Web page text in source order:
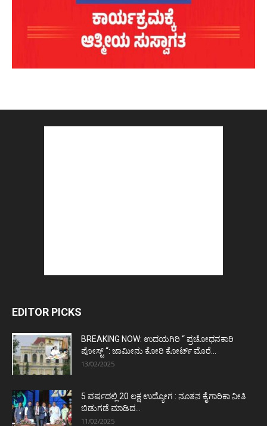
EDITOR PICKS
BREAKING NOW: ಉದಯಗಿರಿ “ ಪ್ರಚೋಧನಕಾರಿ
ಪೋಸ್ಟ್‌ “: ಜಾಮೀನು ಕೋರಿ ಕೋರ್ಟ್‌ ಮೊರೆ...
13/02/2025
5 ವರ್ಷದಲ್ಲಿ 20 ಲಕ್ಷ ಉದ್ಯೋಗ : ನೂತನ ಕೈಗಾರಿಕಾ ನೀತಿ
ಬಿಡುಗಡೆ ಮಾಡಿದ...
11/02/2025